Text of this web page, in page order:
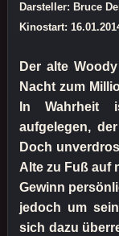
Darsteller: Bruce
Kinostart:
Der alte
Nacht zum
In Wahrheit
aufgelegen,
Doch
Alte zu Fuß auf
Gewinn
jedoch um
sich dazu